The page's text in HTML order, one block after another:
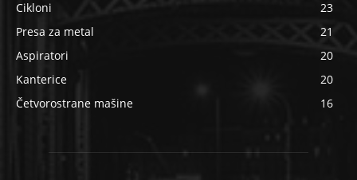
Cikloni
23
Presa za metal
21
Aspiratori
20
Kanterice
20
Četvorostrane mašine
16